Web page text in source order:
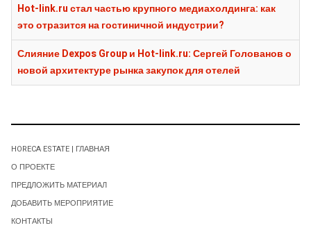
Hot-link.ru стал частью крупного медиахолдинга: как
это отразится на гостиничной индустрии?
Слияние Dexpos Group и Hot-link.ru: Сергей Голованов о
новой архитектуре рынка закупок для отелей
HORECA ESTATE | ГЛАВНАЯ
О ПРОЕКТЕ
ПРЕДЛОЖИТЬ МАТЕРИАЛ
ДОБАВИТЬ МЕРОПРИЯТИЕ
КОНТАКТЫ